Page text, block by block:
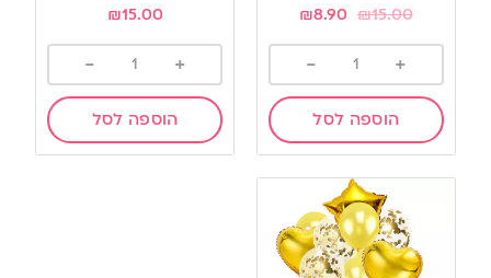
₪15.00
₪8.90
+
-
הוספה לסל
₪15.00
+
-
הוספה לסל